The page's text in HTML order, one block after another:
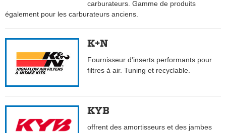
carburateurs. Gamme de produits
également pour les carburateurs anciens.
K+N
Fournisseur d'inserts performants pour
filtres à air. Tuning et recyclable.
KYB
offrent des amortisseurs et des jambes